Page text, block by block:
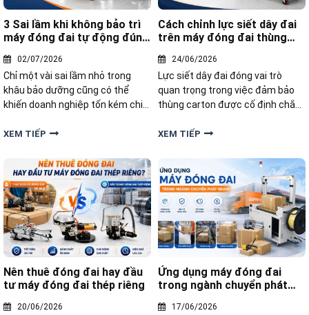
3 Sai lầm khi không bảo trì
máy đóng đai tự động đúng
02/07/2026
Chỉ một vài sai lầm nhỏ trong
khâu bảo dưỡng cũng có thể
khiến doanh nghiệp tốn kém chi
kiện. Trong bài dưới đây,
không bảo trì máy đóng đai tự
động đúng cách, giúp bạn phòng
tránh rủi ro
XEM TIẾP
Cách chỉnh lực siết dây đai
trên máy đóng đai thùng
24/06/2026
Lực siết dây đai đóng vai trò
quan trọng trong việc đảm bảo
thùng carton được cố định chắc
sản phẩm bên trong. Vậy làm thế
trên máy đóng đai thùng carton
hiệu quả
XEM TIẾP
Nên thuê đóng đai hay đầu
tư máy đóng đai thép riêng
20/06/2026
Ứng dụng máy đóng đai
trong ngành chuyển phát
17/06/2026